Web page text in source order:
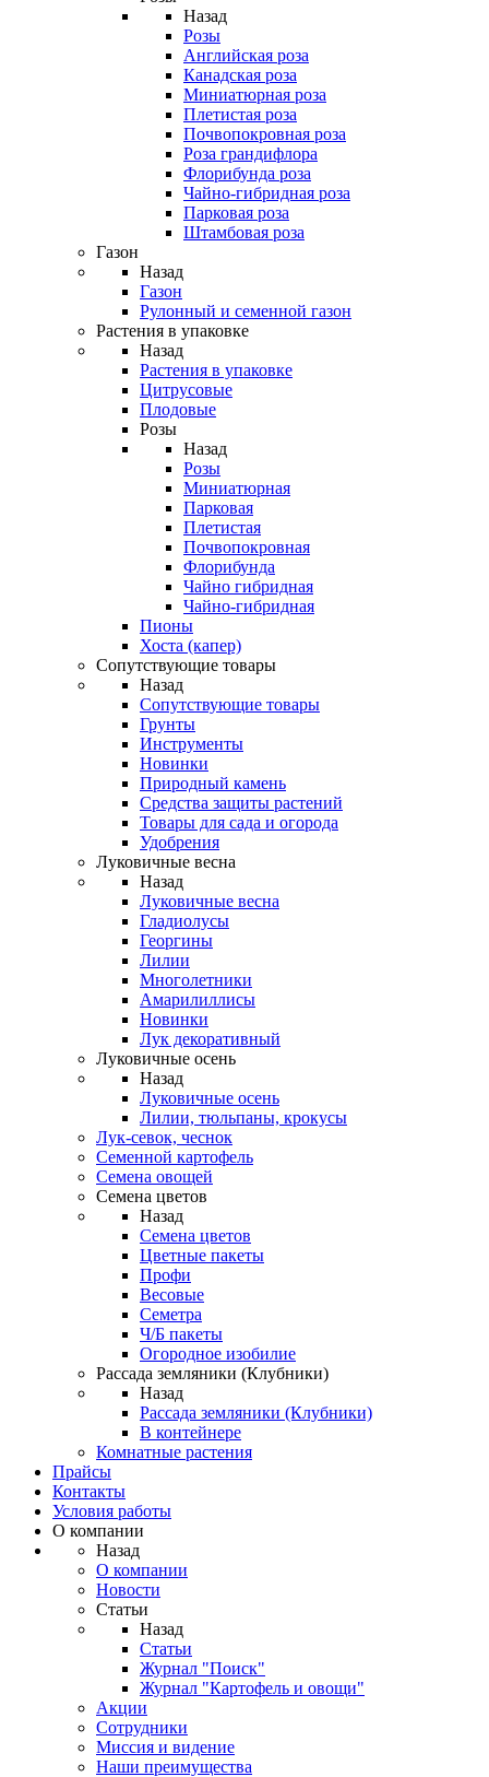
Назад
Розы
Английская роза
Канадская роза
Миниатюрная роза
Плетистая роза
Почвопокровная роза
Роза грандифлора
Флорибунда роза
Чайно-гибридная роза
Парковая роза
Штамбовая роза
Газон
Назад
Газон
Рулонный и семенной газон
Растения в упаковке
Назад
Растения в упаковке
Цитрусовые
Плодовые
Розы
Назад
Розы
Миниатюрная
Парковая
Плетистая
Почвопокровная
Флорибунда
Чайно гибридная
Чайно-гибридная
Пионы
Хоста (капер)
Сопутствующие товары
Назад
Сопутствующие товары
Грунты
Инструменты
Новинки
Природный камень
Средства защиты растений
Товары для сада и огорода
Удобрения
Луковичные весна
Назад
Луковичные весна
Гладиолусы
Георгины
Лилии
Многолетники
Амарилиллисы
Новинки
Лук декоративный
Луковичные осень
Назад
Луковичные осень
Лилии, тюльпаны, крокусы
Лук-севок, чеснок
Семенной картофель
Семена овощей
Семена цветов
Назад
Семена цветов
Цветные пакеты
Профи
Весовые
Семетра
Ч/Б пакеты
Огородное изобилие
Рассада земляники (Клубники)
Назад
Рассада земляники (Клубники)
В контейнере
Комнатные растения
Прайсы
Контакты
Условия работы
О компании
Назад
О компании
Новости
Статьи
Назад
Статьи
Журнал "Поиск"
Журнал "Картофель и овощи"
Акции
Сотрудники
Миссия и видение
Наши преимущества